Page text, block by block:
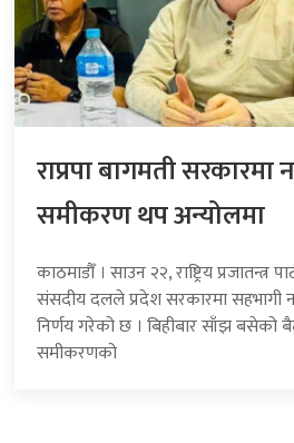
राप्रपा बागमती सरकारमा
समीकरण थप अन्योलमा
काठमाडौँ । साउन २२, राष्ट्रिय प्रजातन्त्र
संसदीय दलले प्रदेश सरकारमा
निर्णय गरेको छ । बिहीबार साँझ बसेको
समीकरणको